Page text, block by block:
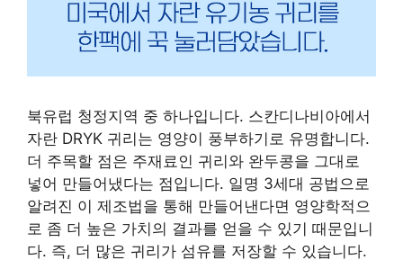
북유럽 청정지역 중 하나입니다. 스칸디나비아에서
자란 DRYK 귀리는 영양이 풍부하기로 유명합니다.
더 주목할 점은 주재료인 귀리와 완두콩을 그대로
넣어 만들어냈다는 점입니다. 일명 3세대 공법으로
알려진 이 제조법을 통해 만들어낸다면 영양학적으
로 좀 더 높은 가치의 결과를 얻을 수 있기 때문입니
다. 즉, 더 많은 귀리가 섬유를 저장할 수 있습니다.